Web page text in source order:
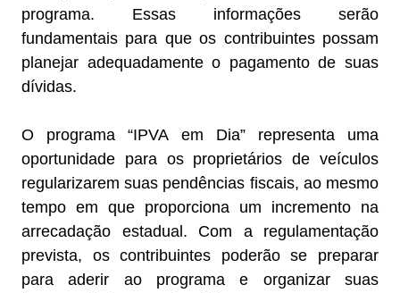
programa. Essas informações serão
fundamentais para que os contribuintes possam
planejar adequadamente o pagamento de suas
dívidas.
O programa “IPVA em Dia” representa uma
oportunidade para os proprietários de veículos
regularizarem suas pendências fiscais, ao mesmo
tempo em que proporciona um incremento na
arrecadação estadual. Com a regulamentação
prevista, os contribuintes poderão se preparar
para aderir ao programa e organizar suas